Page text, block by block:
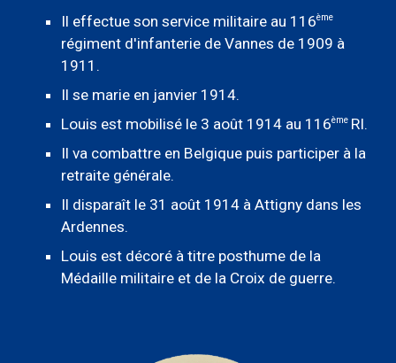
Il effectue son service militaire au 116ème
régiment d'infanterie de Vannes de 1909 à
1911.
Il se marie en janvier 1914.
Louis est mobilisé le 3 août 1914 au 116ème RI.
Il va combattre en Belgique puis participer à la
retraite générale.
Il disparaît le 31 août 1914 à Attigny dans les
Ardennes.
Louis est décoré à titre posthume de la
Médaille militaire et de la Croix de guerre.